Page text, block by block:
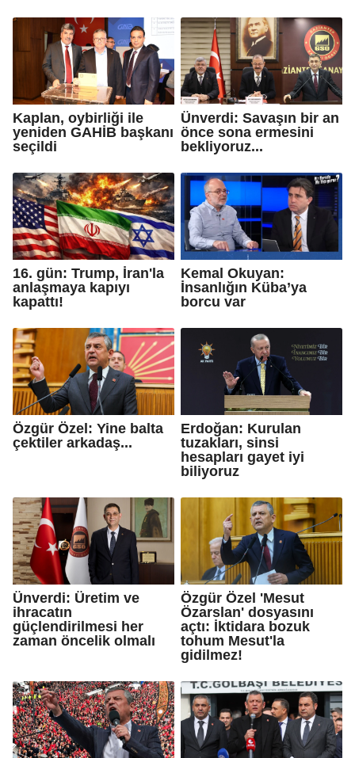
Kaplan, oybirliği ile
yeniden GAHİB başkanı
seçildi
Ünverdi: Savaşın bir an
önce sona ermesini
bekliyoruz...
16. gün: Trump, İran'la
anlaşmaya kapıyı
kapattı!
Kemal Okuyan:
İnsanlığın Küba’ya
borcu var
Özgür Özel: Yine balta
çektiler arkadaş...
Erdoğan: Kurulan
tuzakları, sinsi
hesapları gayet iyi
biliyoruz
Ünverdi: Üretim ve
ihracatın
güçlendirilmesi her
zaman öncelik olmalı
Özgür Özel 'Mesut
Özarslan' dosyasını
açtı: İktidara bozuk
tohum Mesut'la
gidilmez!